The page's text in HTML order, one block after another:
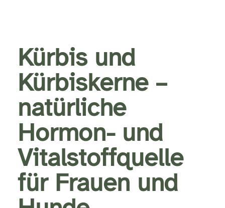
Kürbis und
Kürbiskerne –
natürliche
Hormon- und
Vitalstoffquelle
für Frauen und